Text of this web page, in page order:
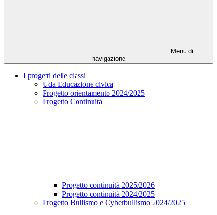
Menu di
navigazione
I progetti delle classi
Uda Educazione civica
Progetto orientamento 2024/2025
Progetto Continuità
Progetto continuità 2025/2026
Progetto continuità 2024/2025
Progetto Bullismo e Cyberbullismo 2024/2025